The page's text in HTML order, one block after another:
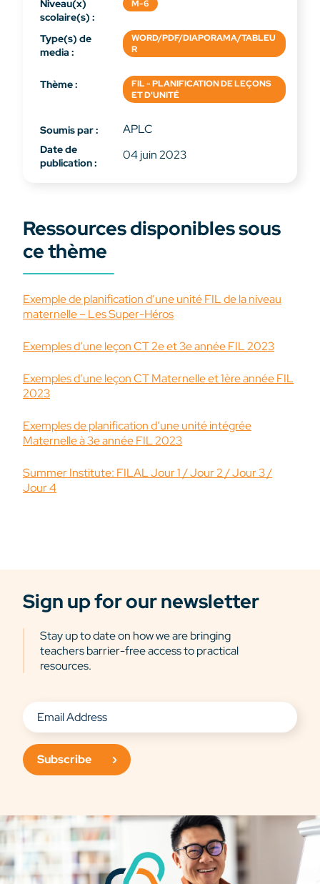
Niveau(x)
scolaire(s) :
M-6
Type(s) de
media :
WORD/PDF/DIAPORAMA/TABLEU
R
Thème :
FIL - PLANIFICATION DE LEÇONS
ET D'UNITÉ
Soumis par : APLC
Date de
publication :
04 juin 2023
Ressources disponibles sous
ce thème
Exemple de planification d’une unité FIL de la niveau
maternelle – Les Super-Héros
Exemples d’une leçon CT 2e et 3e année FIL 2023
Exemples d’une leçon CT Maternelle et 1ère année FIL
2023
Exemples de planification d’une unité intégrée
Maternelle à 3e année FIL 2023
Summer Institute: FILAL Jour 1 / Jour 2 / Jour 3 /
Jour 4
Sign up for our newsletter
Stay up to date on how we are bringing
teachers barrier-free access to practical
resources.
Subscribe